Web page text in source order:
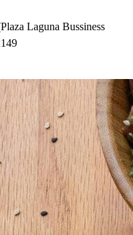
Plaza Laguna Bussiness